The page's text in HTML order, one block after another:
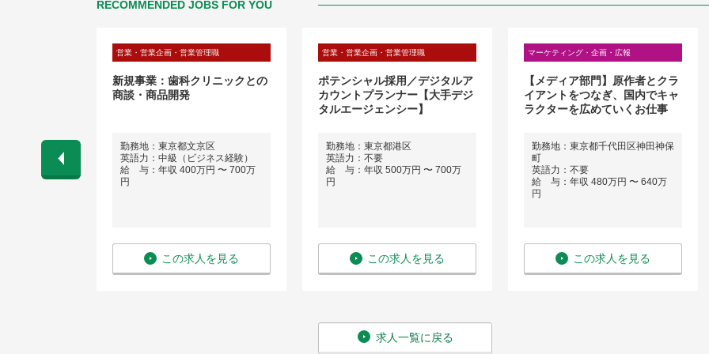
RECOMMENDED JOBS FOR YOU
営業・営業企画・営業管理職
新規事業：歯科クリニックとの
商談・商品開発
勤務地：東京都⽂京区
英語力：中級（ビジネス経験）
給 与：年収 400万円 〜 700万
円
この求人を見る
営業・営業企画・営業管理職
ポテンシャル採用／デジタルア
カウントプランナー【大手デジ
タルエージェンシー】
勤務地：東京都港区
英語力：不要
給 与：年収 500万円 〜 700万
円
この求人を見る
マーケティング・企画・広報
【メディア部門】原作者とクラ
イアントをつなぎ、国内でキャ
ラクターを広めていくお仕事
勤務地：東京都千代田区神田神保
町
英語力：不要
給 与：年収 480万円 〜 640万
円
この求人を見る
求人一覧に戻る